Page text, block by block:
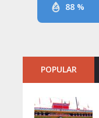
88 %
POPULAR